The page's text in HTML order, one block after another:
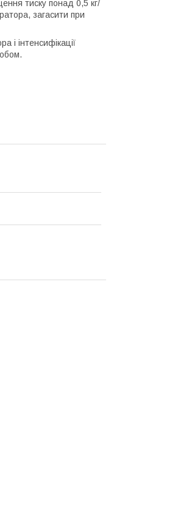
тиску понад 0,5 кг/
загасити при
і інтенсифікації